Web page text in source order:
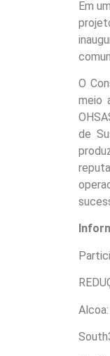
Em
O
meio
de